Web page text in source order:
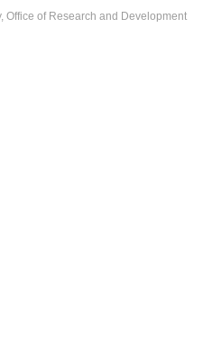
of Research and Development